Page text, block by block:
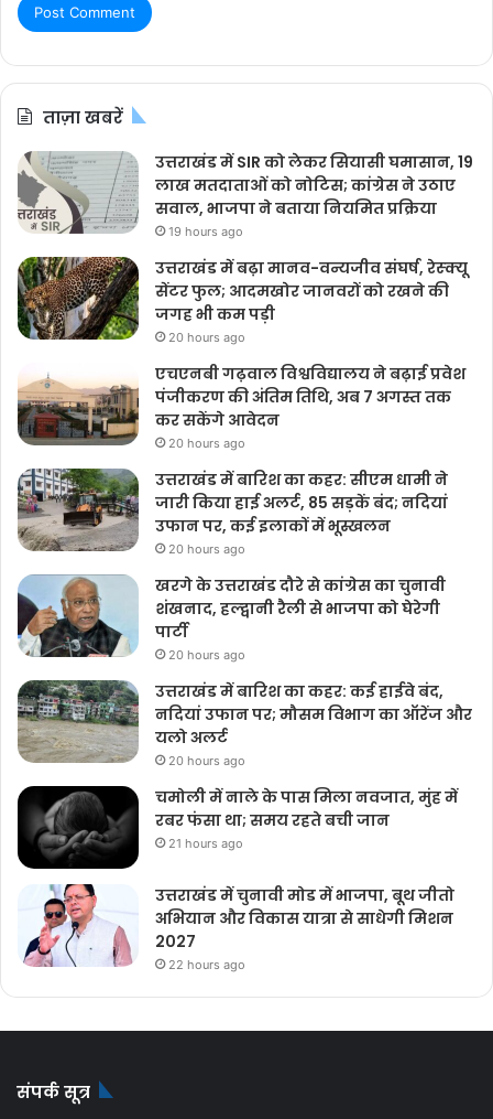
ताज़ा खबरें
उत्तराखंड में SIR को लेकर सियासी घमासान, 19
लाख मतदाताओं को नोटिस; कांग्रेस ने उठाए
सवाल, भाजपा ने बताया नियमित प्रक्रिया
19 hours ago
उत्तराखंड में बढ़ा मानव-वन्यजीव संघर्ष, रेस्क्यू
सेंटर फुल; आदमखोर जानवरों को रखने की
जगह भी कम पड़ी
20 hours ago
एचएनबी गढ़वाल विश्वविद्यालय ने बढ़ाई प्रवेश
पंजीकरण की अंतिम तिथि, अब 7 अगस्त तक
कर सकेंगे आवेदन
20 hours ago
उत्तराखंड में बारिश का कहर: सीएम धामी ने
जारी किया हाई अलर्ट, 85 सड़कें बंद; नदियां
उफान पर, कई इलाकों में भूस्खलन
20 hours ago
खरगे के उत्तराखंड दौरे से कांग्रेस का चुनावी
शंखनाद, हल्द्वानी रैली से भाजपा को घेरेगी
पार्टी
20 hours ago
उत्तराखंड में बारिश का कहर: कई हाईवे बंद,
नदियां उफान पर; मौसम विभाग का ऑरेंज और
यलो अलर्ट
20 hours ago
चमोली में नाले के पास मिला नवजात, मुंह में
रबर फंसा था; समय रहते बची जान
21 hours ago
उत्तराखंड में चुनावी मोड में भाजपा, बूथ जीतो
अभियान और विकास यात्रा से साधेगी मिशन
2027
22 hours ago
संपर्क सूत्र